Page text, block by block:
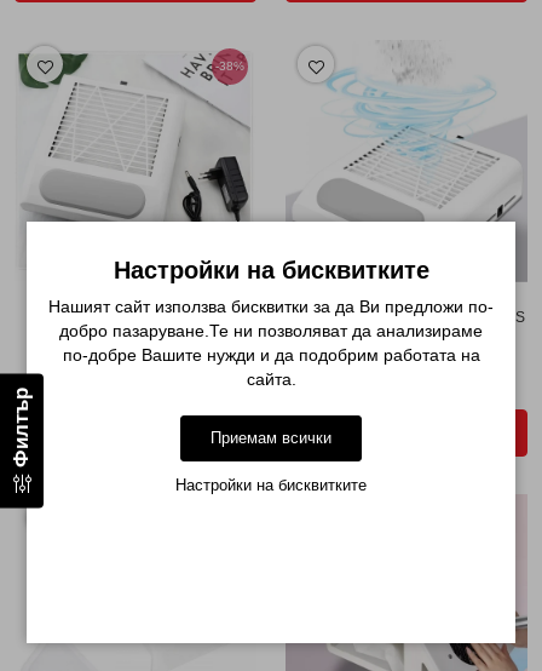
Филтър
-38%
ПРАХОУЛОВИТЕЛ 858-8 - 80W
ДОБАВИ В КОЛИЧКАТА
ПРАХОУЛОВИТЕЛ BQ 858-8 PLUS
- 80W, С РЕГ...
ДОБАВИ В КОЛИЧКАТА
Настройки на бисквитките
Нашият сайт използва бисквитки за да Ви предложи по-
добро пазаруване.Те ни позволяват да анализираме
по-добре Вашите нужди и да подобрим работата на
сайта.
Приемам всички
Настройки на бисквитките